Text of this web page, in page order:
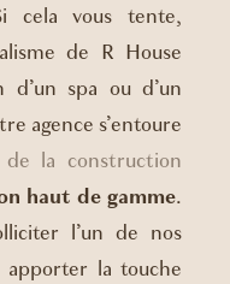
cela vous tente,
de R House
spa ou d’un
agence s’entoure
la construction
haut de gamme.
l’un de nos
apporter la touche